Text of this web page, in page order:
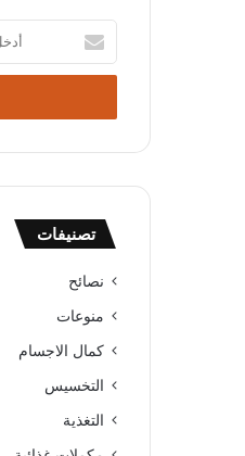
خ
ب
د
إ
ت
و
ن
تصنيفات
نصائح
منوعات
كمال الاجسام
التخسيس
التغذية